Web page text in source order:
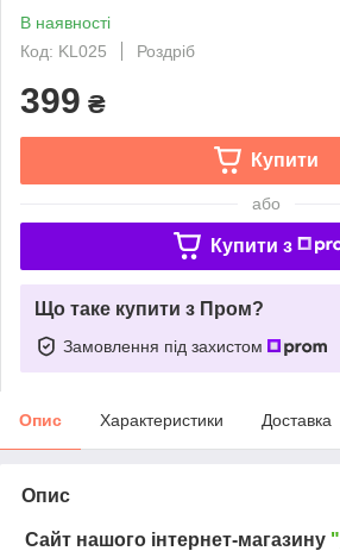
В наявності
Код: KL025
Роздріб
399 ₴
Купити
або
Купити з
Що таке купити з Пром?
Замовлення під захистом
Опис Характеристики Доставка
Опис
Сайт нашого інтернет-магазину "